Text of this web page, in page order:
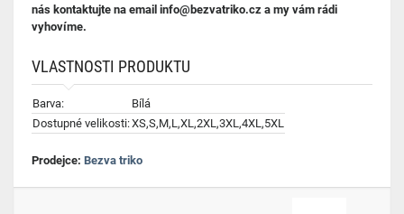
nás kontaktujte na email info@bezvatriko.cz a my vám rádi
vyhovíme.
VLASTNOSTI PRODUKTU
Barva:
Bílá
Dostupné velikosti:XS,S,M,L,XL,2XL,3XL,4XL,5XL
Prodejce: Bezva triko